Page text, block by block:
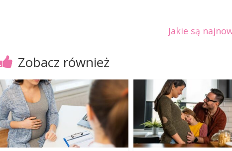
Jakie są
Zobacz również